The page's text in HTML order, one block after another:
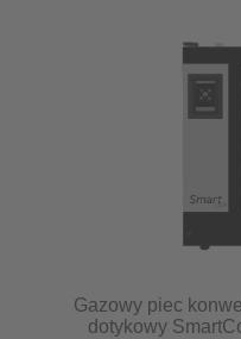
Gazowy piec
dotykowy